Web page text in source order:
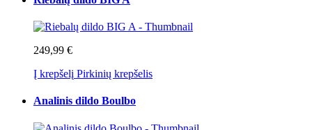
249,99 €
Į krepšelį Pirkinių krepšelis
Analinis dildo Boulbo